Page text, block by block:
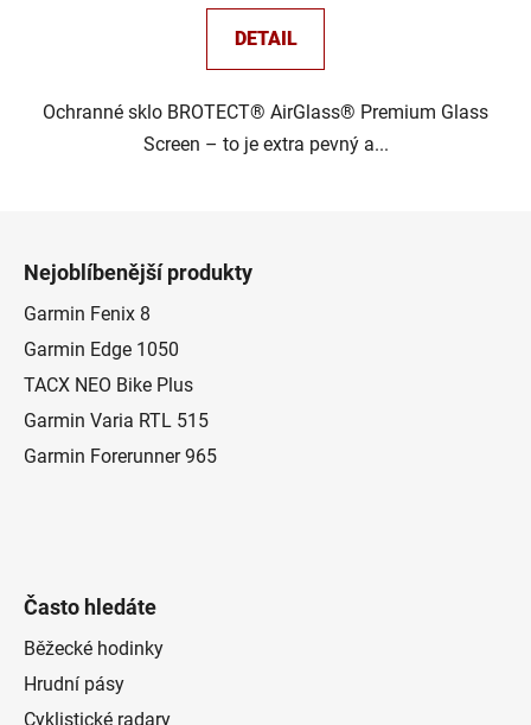
DETAIL
Ochranné sklo BROTECT® AirGlass® Premium Glass
Screen – to je extra pevný a...
Nejoblíbenější produkty
Garmin Fenix 8
Garmin Edge 1050
TACX NEO Bike Plus
Garmin Varia RTL 515
Garmin Forerunner 965
Často hledáte
Běžecké hodinky
Hrudní pásy
Cyklistické radary